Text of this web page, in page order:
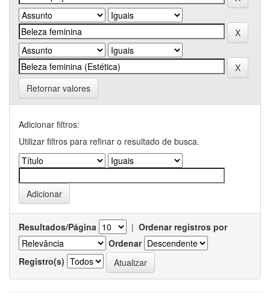
Retornar valores
Adicionar filtros:
Utilizar filtros para refinar o resultado de busca.
Resultados/Página | Ordenar registros por
Ordenar
Registro(s)